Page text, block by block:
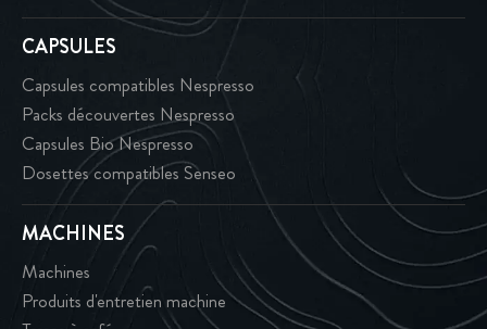
CAPSULES
Capsules compatibles Nespresso
Packs découvertes Nespresso
Capsules Bio Nespresso
Dosettes compatibles Senseo
MACHINES
Machines
Produits d'entretien machine